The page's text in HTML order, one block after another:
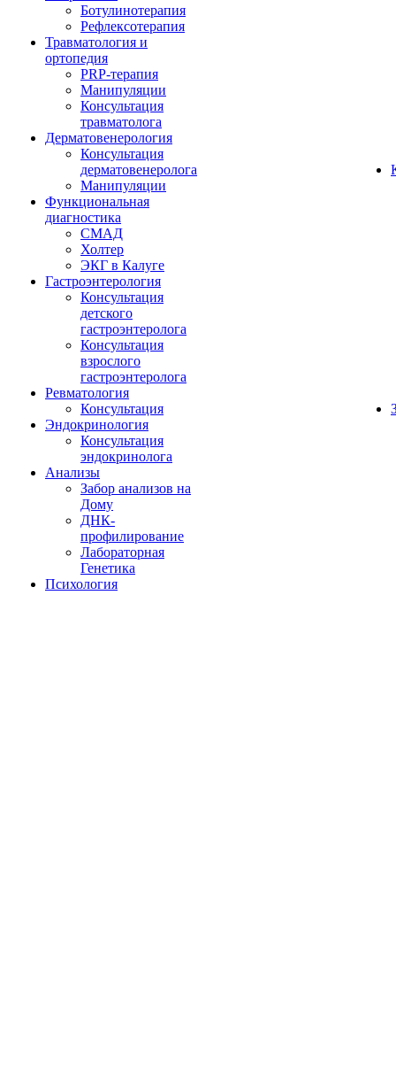
Ботулинотерапия
Рефлексотерапия
Травматология и
ортопедия
PRP-терапия
Манипуляции
Консультация
травматолога
Дерматовенерология
Консультация
дерматовенеролога
Манипуляции
Функциональная
диагностика
СМАД
Холтер
ЭКГ в Калуге
Гастроэнтерология
Консультация
детского
гастроэнтеролога
Консультация
взрослого
гастроэнтеролога
Ревматология
Консультация
Эндокринология
Консультация
эндокринолога
Анализы
Забор анализов на
Дому
ДНК-
профилирование
Лабораторная
Генетика
Психология